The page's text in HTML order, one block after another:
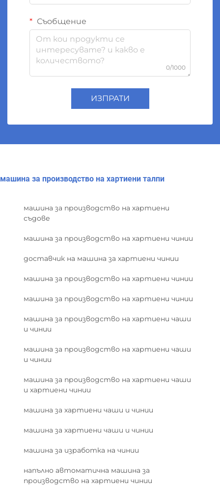
Съобщение
0/1000
ИЗПРАТИ
машина за производство на хартиени талпи
машина за производство на хартиени
съдове
машина за производство на хартиени чинии
доставчик на машина за хартиени чинии
машина за производство на хартиени чинии
машина за производство на хартиени чинии
машина за производство на хартиени чаши
и чинии
машина за производство на хартиени чаши
и чинии
машина за производство на хартиени чаши
и хартиени чинии
машина за хартиени чаши и чинии
машина за хартиени чаши и чинии
машина за изработка на чинии
напълно автоматична машина за
производство на хартиени чинии